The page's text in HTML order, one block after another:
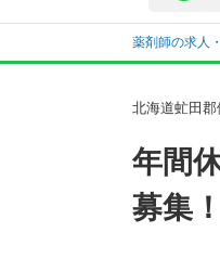
薬剤師の求人
北海道虻田郡
年間
募集！